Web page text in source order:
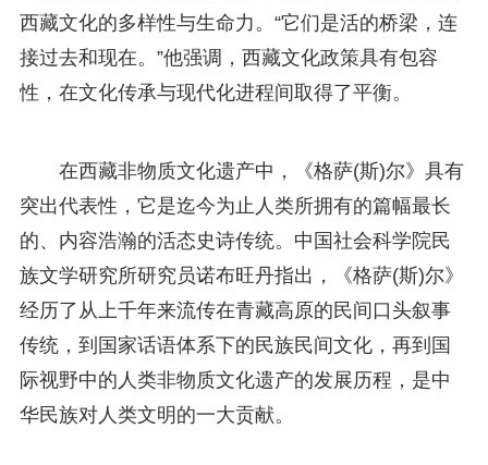
西藏文化的多样性与生命力。“它们是活的桥梁，连
接过去和现在。”他强调，西藏文化政策具有包容
性，在文化传承与现代化进程间取得了平衡。
在西藏非物质文化遗产中，《格萨(斯)尔》具有
突出代表性，它是迄今为止人类所拥有的篇幅最长
的、内容浩瀚的活态史诗传统。中国社会科学院民
族文学研究所研究员诺布旺丹指出，《格萨(斯)尔》
经历了从上千年来流传在青藏高原的民间口头叙事
传统，到国家话语体系下的民族民间文化，再到国
际视野中的人类非物质文化遗产的发展历程，是中
华民族对人类文明的一大贡献。